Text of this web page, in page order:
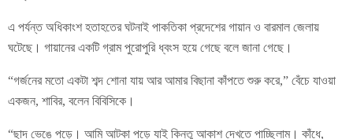
এ পর্যন্ত অধিকাংশ হতাহতের ঘটনাই পাকতিকা প্রদেশের গায়ান ও বারমাল জেলায়
ঘটেছে। গায়ানের একটি গ্রাম পুরোপুরি ধ্বংস হয়ে গেছে বলে জানা গেছে।
“গর্জনের মতো একটা শব্দ শোনা যায় আর আমার বিছানা কাঁপতে শুরু করে,” বেঁচে যাওয়া
একজন, শাবির, বলেন বিবিসিকে।
“ছাদ ভেঙে পড়ে। আমি আটকা পড়ে যাই কিন্তু আকাশ দেখতে পাচ্ছিলাম। কাঁধে,